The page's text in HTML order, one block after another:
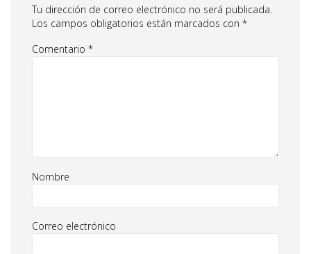
Tu dirección de correo electrónico no será publicada.
Los campos obligatorios están marcados con *
Comentario *
Nombre
Correo electrónico